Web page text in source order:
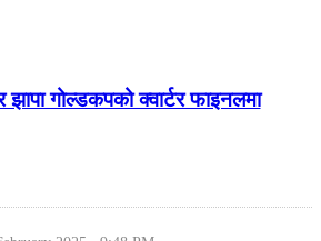
गोल्डकपको क्वार्टर फाइनलमा